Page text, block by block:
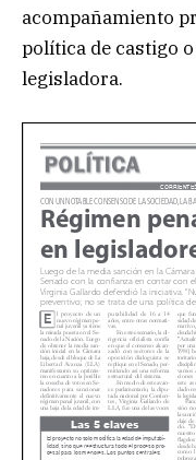
acompañamiento
política de castigo
legisladora.